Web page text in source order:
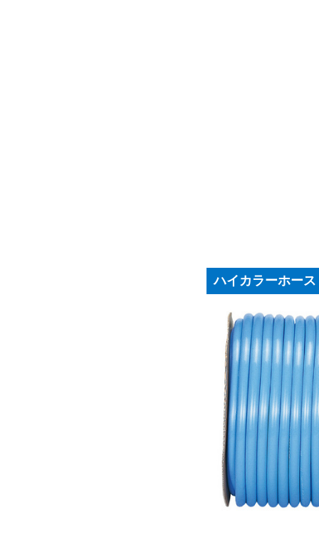
ハイカラーホース